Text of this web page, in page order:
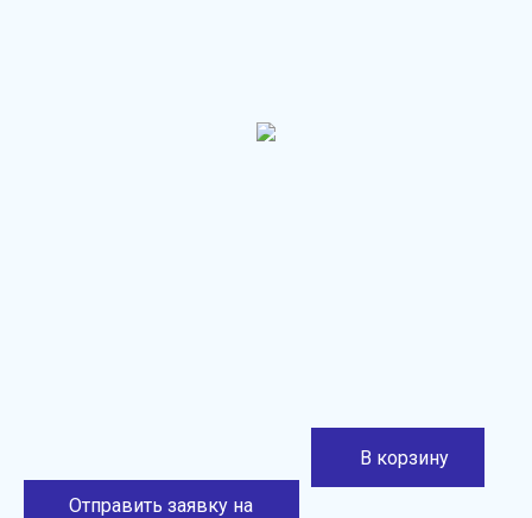
Отправить заявку на
В корзину